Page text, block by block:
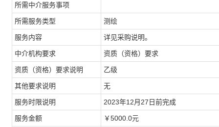
所需中介服务事项
所需服务类型 测绘
服务内容 详见采购说明。
中介机构要求 资质（资格）要求
资质（资格）要求说明 乙级
其他要求说明 无
服务时限说明 2023年12月27日前完成
服务金额 ￥5000.0元